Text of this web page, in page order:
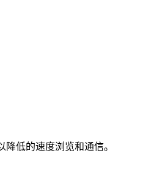
低的速度浏览和通信。